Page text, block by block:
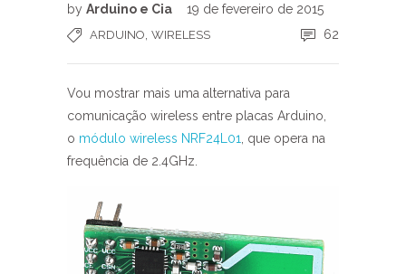
by Arduino e Cia 19 de fevereiro de 2015
ARDUINO WIRELESS 62
Vou mostrar mais uma alternativa para
comunicação wireless entre placas Arduino,
o módulo wireless NRF24L01
, que opera na
frequência de 2.4GHz.